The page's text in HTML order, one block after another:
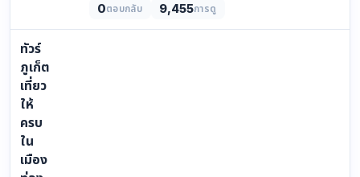
0ตอบกลับ 9,455การดู
ทัวร์
ภูเก็ต
เที่ยว
ให้
ครบ
ใน
เมือง